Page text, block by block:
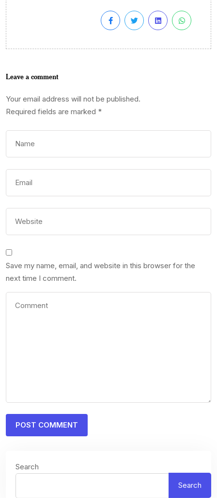
Leave a comment
Your email address will not be published.
Required fields are marked *
Save my name, email, and website in this browser for the
next time I comment.
Search
Search